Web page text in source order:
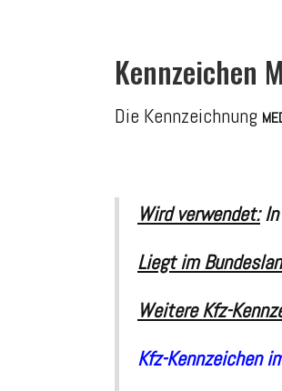
Kennzeichen
Die Kennzeichnung
Wird verwendet:In
Liegt im
Weitere Kfz-
Kfz-Kennzeichen